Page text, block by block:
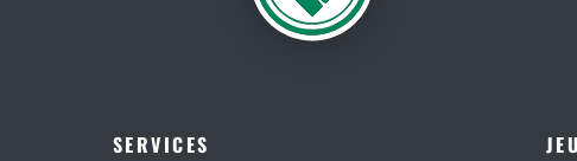
SERVICES